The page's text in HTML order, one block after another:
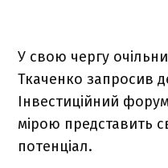
У свою чергу
Ткаченко запросив
Інвестиційний
мірою представить
потенціал.